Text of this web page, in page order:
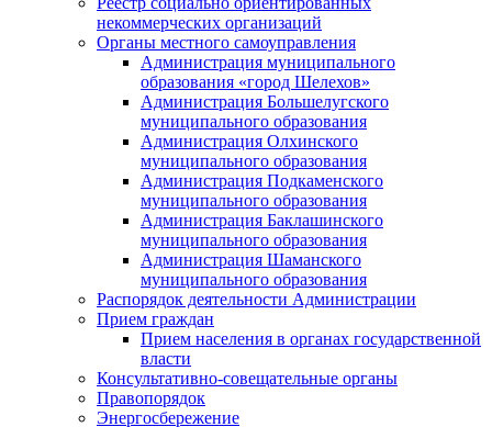
некоммерческих организаций
Органы местного самоуправления
Администрация муниципального
образования «город Шелехов»
Администрация Большелугского
муниципального образования
Администрация Олхинского
муниципального образования
Администрация Подкаменского
муниципального образования
Администрация Баклашинского
муниципального образования
Администрация Шаманского
муниципального образования
Распорядок деятельности Администрации
Прием граждан
Прием населения в органах государственной
власти
Консультативно-совещательные органы
Правопорядок
Энергосбережение